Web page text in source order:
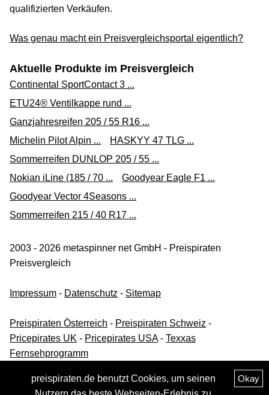
qualifizierten Verkäufen.
Was genau macht ein Preisvergleichsportal eigentlich?
Aktuelle Produkte im Preisvergleich
Continental SportContact 3 ...
ETU24® Ventilkappe rund ...
Ganzjahresreifen 205 / 55 R16 ...
Michelin Pilot Alpin ...
HASKYY 47 TLG ...
Sommerreifen DUNLOP 205 / 55 ...
Nokian iLine (185 / 70 ...
Goodyear Eagle F1 ...
Goodyear Vector 4Seasons ...
Sommerreifen 215 / 40 R17 ...
2003 - 2026 metaspinner net GmbH - Preispiraten
Preisvergleich
Impressum - Datenschutz - Sitemap
Preispiraten Österreich - Preispiraten Schweiz -
Pricepirates UK - Pricepirates USA- Texxas
Fernsehprogramm
Okay
preispiraten.de benutzt Cookies, um seinen